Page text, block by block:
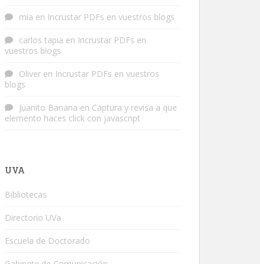
mia en Incrustar PDFs en vuestros blogs
carlos tapia en Incrustar PDFs en
vuestros blogs
Oliver en Incrustar PDFs en vuestros
blogs
Juanito Banana en Captura y revisa a que
elemento haces click con javascript
UVA
Bibliotecas
Directorio UVa
Escuela de Doctorado